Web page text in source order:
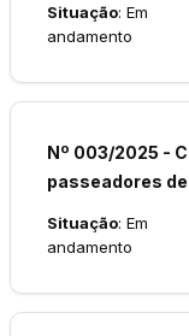
Situação: Em
andamento
Nº 003/2025 -
passeadores
Situação: Em
andamento